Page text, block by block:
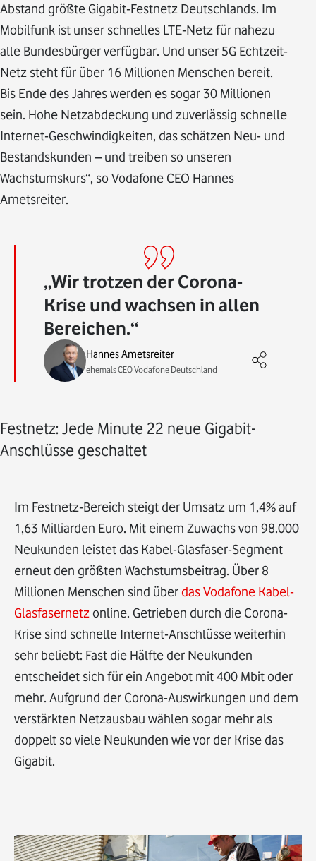
Abstand größte Gigabit-Festnetz Deutschlands. Im
Mobilfunk ist unser schnelles LTE-Netz für nahezu
alle Bundesbürger verfügbar. Und unser 5G Echtzeit-
Netz steht für über 16 Millionen Menschen bereit.
Bis Ende des Jahres werden es sogar 30 Millionen
sein. Hohe Netzabdeckung und zuverlässig schnelle
Internet-Geschwindigkeiten, das schätzen Neu- und
Bestandskunden – und treiben so unseren
Wachstumskurs“, so Vodafone CEO Hannes
Ametsreiter.
Wir trotzen der Corona-
Krise und wachsen in allen
Bereichen.
Hannes Ametsreiter
ehemals CEO Vodafone Deutschland
Festnetz: Jede Minute 22 neue Gigabit-
Anschlüsse geschaltet
Im Festnetz-Bereich steigt der Umsatz um 1,4% auf
1,63 Milliarden Euro. Mit einem Zuwachs von 98.000
Neukunden leistet das Kabel-Glasfaser-Segment
erneut den größten Wachstumsbeitrag. Über 8
Millionen Menschen sind über das Vodafone Kabel-
Glasfasernetz online. Getrieben durch die Corona-
Krise sind schnelle Internet-Anschlüsse weiterhin
sehr beliebt: Fast die Hälfte der Neukunden
entscheidet sich für ein Angebot mit 400 Mbit oder
mehr. Aufgrund der Corona-Auswirkungen und dem
verstärkten Netzausbau wählen sogar mehr als
doppelt so viele Neukunden wie vor der Krise das
Gigabit.